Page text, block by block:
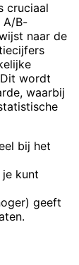
cruciaal
A/B-
naar de
wordt
waarbij
bij het
kunt
geeft